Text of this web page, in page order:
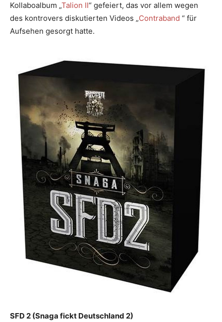
Kollaboalbum „Talion II“ gefeiert, das vor allem wegen
des kontrovers diskutierten Videos „Contraband “ für
Aufsehen gesorgt hatte.
SFD 2 (Snaga fickt Deutschland 2)